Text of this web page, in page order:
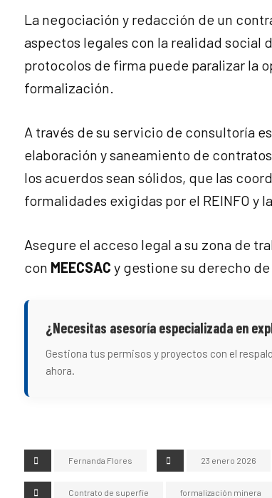
La negociación y redacción de un
aspectos legales con la realidad social
protocolos de firma puede paralizar la
formalización.
A través de su servicio de consultoría
elaboración y saneamiento de
los acuerdos sean sólidos, que las
formalidades exigidas por el REINFO y
Asegure el acceso legal a su zona de
con MEECSAC y gestione su derecho
¿Necesitas asesoría especializada en
Gestiona tus permisos y proyectos con el
ahora.
Fernanda Flores 23 enero 2026
Contrato de superfie formalización minera